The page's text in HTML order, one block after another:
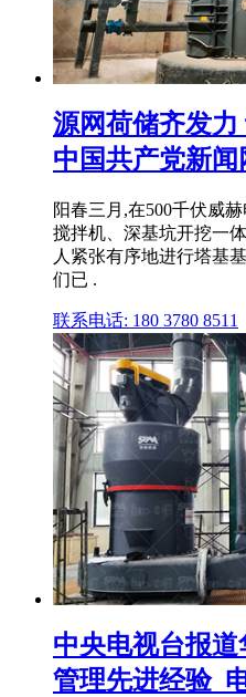
源网荷储齐发
中国共产党新闻
阳春三月,在500千伏威
搅拌机、深基坑开挖一
人紧张有序地进行塔基
们已 .
联系电话: 180 3780 8511
中央电视台报
管理先进经验_